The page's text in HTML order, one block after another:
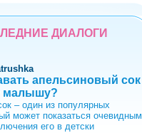
ДИАЛОГИ
апельсиновый сок
малышу?
– один из популярных
может показаться очевидным
его в детски